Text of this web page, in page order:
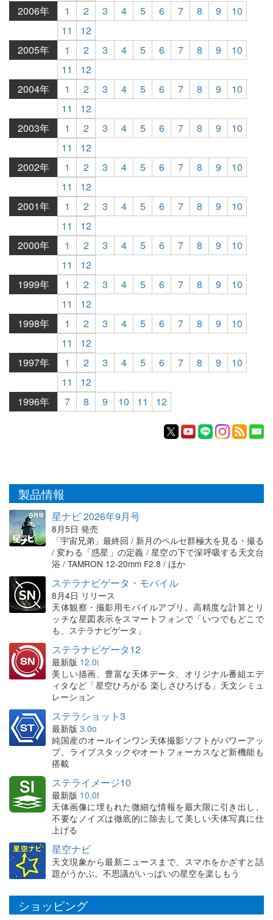
2006年 1 2 3 4 5 6 7 8 9
10
11
12
2005年
1 2 3 4 5 6 7 8 9
10
11
12
2004年
1 2 3 4 5 6 7 8 9
10
11
12
2003年
1 2 3 4 5 6 7 8 9
10
11
12
2002年
1 2 3 4 5 6 7 8 9
10
11
12
2001年
1 2 3 4 5 6 7 8 9
10
11
12
2000年
1 2 3 4 5 6 7 8 9
10
11
12
1999年
1 2 3 4 5 6 7 8 9
10
11
12
1998年
1 2 3 4 5 6 7 8 9
10
11
12
1997年
1 2 3 4 5 6 7 8 9
10
11
12
1996年
7 8 9 10 11 12
製品情報
星ナビ 2026年9月号
8月5日 発売
「宇宙兄弟」最終回 / 新月のペルセ群極大を見る・撮る
/ 変わる「惑星」の定義 / 星空の下で深呼吸する天文台
浴 / TAMRON 12-20mm F2.8 / ほか
ステラナビゲータ・モバイル
8月4日 リリース
天体観察・撮影用モバイルアプリ。高精度な計算とリ
ッチな星図表示をスマートフォンで「いつでもどこで
も、ステラナビゲータ」
ステラナビゲータ12
最新版 12.0i
美しい描画、豊富な天体データ、オリジナル番組エデ
ィタなど「星空ひろがる 楽しさひろげる」天文シミュ
レーション
ステラショット3
最新版 3.0o
純国産のオールインワン天体撮影ソフトがパワーアッ
プ。ライブスタックやオートフォーカスなど新機能も
搭載
ステライメージ10
最新版 10.0f
天体画像に埋もれた微細な情報を最大限に引き出し、
不要なノイズは徹底的に除去して美しい天体写真に仕
上げる
星空ナビ
天文現象から最新ニュースまで、スマホをかざすと話
題がうかぶ。不思議がいっぱいの星空を楽しもう
ショッピング